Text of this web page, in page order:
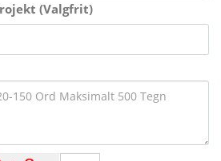
(Valgfrit)